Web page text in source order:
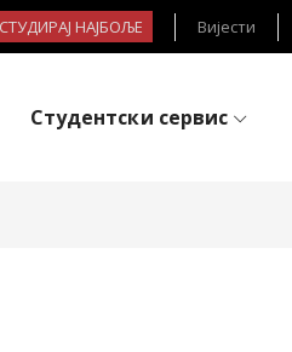
НАЈБОЉЕ Вијести
Студентски сервис